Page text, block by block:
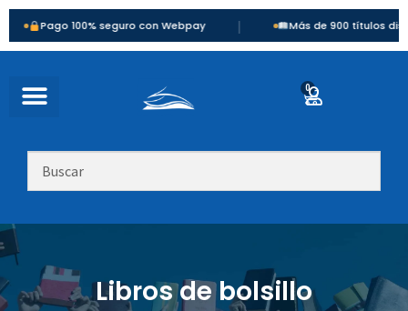
100% seguro con Webpay | Más de 900 títulos disponibles
0
Libros de bolsillo